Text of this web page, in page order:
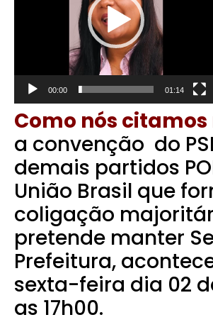
00:00 01:14
Como nós
a convenção do
demais partidos
União Brasil que
coligação
pretende manter
Prefeitura,
sexta-feira dia 02
as 17h00.